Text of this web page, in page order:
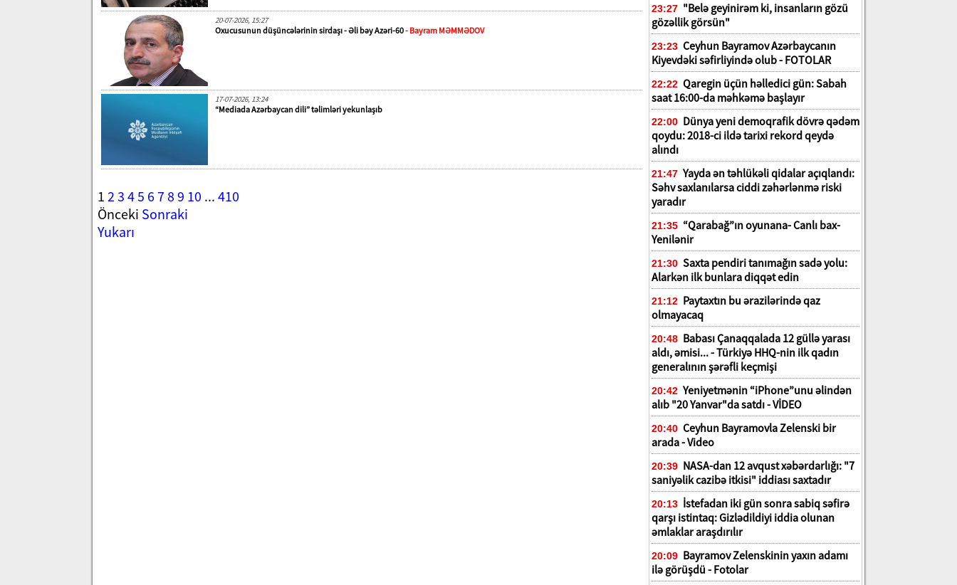
20-07-2026, 15:27
Oxucusunun düşüncələrinin sirdaşı - Əli bəy Azəri-60- Bayram MƏMMƏDOV
17-07-2026, 13:24
“Mediada Azərbaycan dili” təlimləri yekunlaşıb
1 2 3 45 6 7 8 9 10 ... 410
Önceki Sonraki
Yukarı
23:27 "Belə geyinirəm ki, insanların gözü
gözəllik görsün"
23:23 Ceyhun Bayramov Azərbaycanın
Kiyevdəki səfirliyində olub - FOTOLAR
22:22 Qaregin üçün həlledici gün: Sabah
saat 16:00-da məhkəmə başlayır
22:00 Dünya yeni demoqrafik dövrə qədəm
qoydu: 2018-ci ildə tarixi rekord qeydə
alındı
21:47 Yayda ən təhlükəli qidalar açıqlandı:
Səhv saxlanılarsa ciddi zəhərlənmə riski
yaradır
21:35 “Qarabağ”ın oyunana- Canlı bax-
Yenilənir
21:30 Saxta pendiri tanımağın sadə yolu:
Alarkən ilk bunlara diqqət edin
21:12 Paytaxtın bu ərazilərində qaz
olmayacaq
20:48 Babası Çanaqqalada 12 güllə yarası
aldı, əmisi... - Türkiyə HHQ-nin ilk qadın
generalının şərəfli keçmişi
20:42 Yeniyetmənin “iPhone”unu əlindən
alıb "20 Yanvar"da satdı - VİDEO
20:40 Ceyhun Bayramovla Zelenski bir
arada - Video
20:39 NASA-dan 12 avqust xəbərdarlığı: "7
saniyəlik cazibə itkisi" iddiası saxtadır
20:13 İstefadan iki gün sonra sabiq səfirə
qarşı istintaq: Gizlədildiyi iddia olunan
əmlaklar araşdırılır
20:09 Bayramov Zelenskinin yaxın adamı
ilə görüşdü - Fotolar